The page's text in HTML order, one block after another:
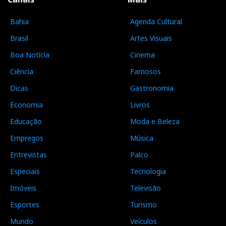
Bahia
Brasil
Boa Notícia
Ciência
Dicas
Economia
Educação
Empregos
Entrevistas
Especiais
Imóveis
Esportes
Mundo
Agenda Cultural
Artes Visuais
Cinema
Famosos
Gastronomia
Livros
Moda e Beleza
Música
Palco
Tecnologia
Televisão
Turismo
Veículos